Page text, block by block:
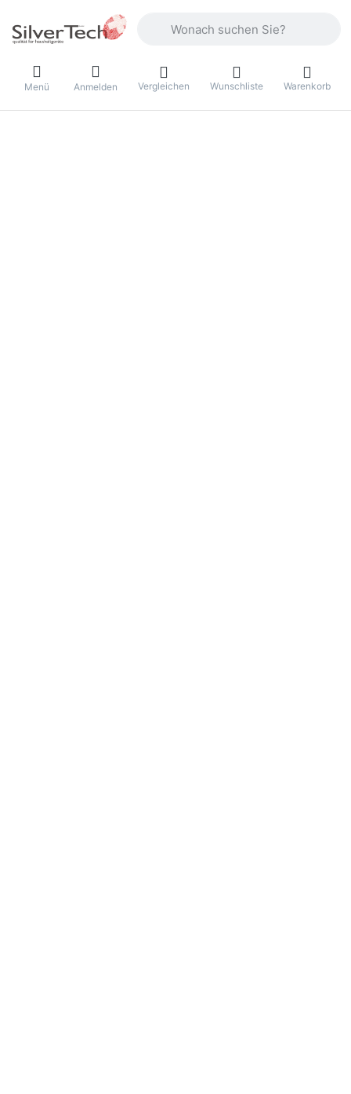
Menü Anmelden Vergleichen Wunschliste Warenkorb